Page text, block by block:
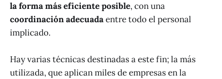
la forma más eficiente posible, con una
coordinación adecuadaentre todo el personal
implicado.
Hay varias técnicas destinadas a este fin; la más
utilizada, que aplican miles de empresas en la